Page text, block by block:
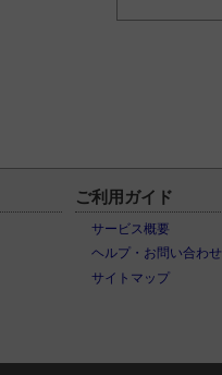
ご利用ガイド
サービス概要
ヘルプ・お問い合わせ
サイトマップ